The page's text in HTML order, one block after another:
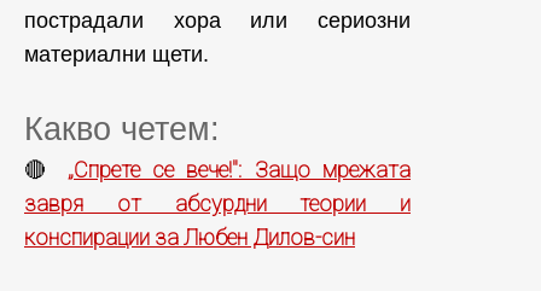
пострадали хора или сериозни
материални щети.
Какво четем:
🔴 „Спрете се вече!": Защо мрежата
завря от абсурдни теории и
конспирации за Любен Дилов-син